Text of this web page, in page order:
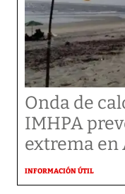
Onda de
IMHPA
extrema en
INFORMACIÓN ÚTIL